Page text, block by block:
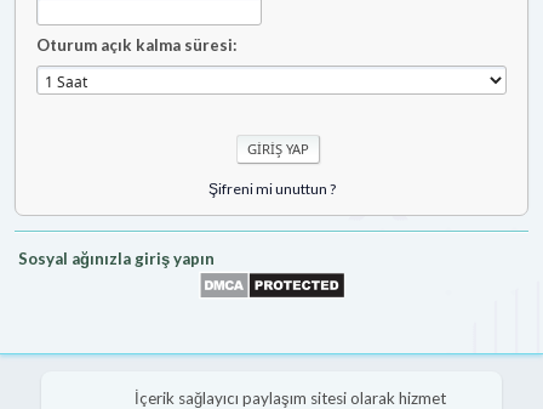
Oturum açık kalma süresi:
Şifreni mi unuttun ?
Sosyal ağınızla giriş yapın
İçerik sağlayıcı paylaşım sitesi olarak hizmet